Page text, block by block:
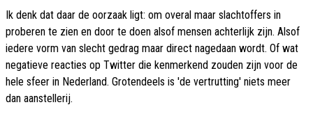
Ik denk dat daar de oorzaak ligt: om overal maar slachtoffers in
proberen te zien en door te doen alsof mensen achterlijk zijn. Alsof
iedere vorm van slecht gedrag maar direct nagedaan wordt. Of wat
negatieve reacties op Twitter die kenmerkend zouden zijn voor de
hele sfeer in Nederland. Grotendeels is 'de vertrutting' niets meer
dan aanstellerij.